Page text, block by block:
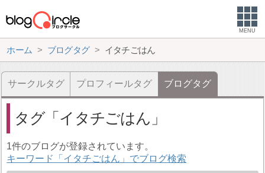
MENU
ホーム ブログタグ イタチごはん
サークルタグ プロフィールタグ ブログタグ
タグ イタチごはん
1件のブログが登録されています。
キーワード「イタチごはん」でブログ検索